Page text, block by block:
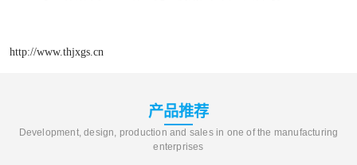
http://www.thjxgs.cn
产品推荐
Development, design, production and sales in one of the manufacturing
enterprises